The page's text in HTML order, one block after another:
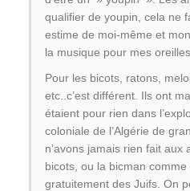
qualifier de youpin, cela ne
estime de moi-même et
la musique pour mes oreilles.
Pour les bicots, ratons,
etc..c’est différent. Ils ont
étaient pour rien dans
coloniale de l’Algérie de
n’avons jamais rien fait aux
bicots, ou la bicman
gratuitement des Juifs. On